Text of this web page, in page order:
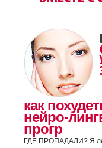
как
нейро-
прогр
ГДЕ ПРОПАДАЛИ? Я